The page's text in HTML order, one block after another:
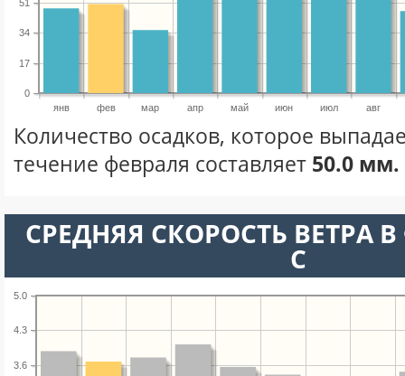
янв фев мар апр май июн июл авг
0
17
34
51
Количество осадков, которое
течение февраля составляет 50.0 мм.
СРЕДНЯЯ СКОРОСТЬ ВЕТРА
С
3.6
4.3
5.0